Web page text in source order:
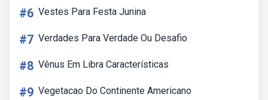
#6 Vestes Para Festa Junina
#7 Verdades Para Verdade Ou Desafio
#8 Vênus Em Libra Características
#9 Vegetacao Do Continente Americano